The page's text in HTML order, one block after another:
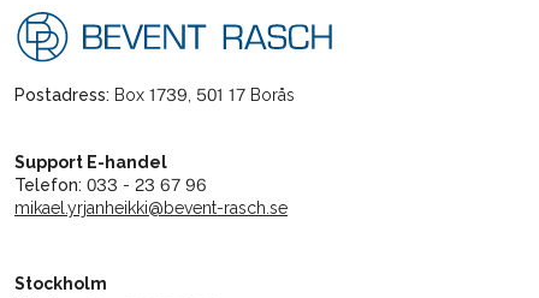
Postadress: Box 1739, 501 17 Borås
Support E-handel
Telefon: 033 - 23 67 96
mikael.yrjanheikki@bevent-rasch.se
Stockholm